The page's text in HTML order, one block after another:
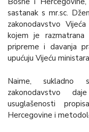
sastanak s mr.sc.
zakonodavstvo
kojem je
pripreme i davanja
upućuju Vijeću
Naime, sukladno
zakonodavstvo
usuglašenosti
Hercegovine i